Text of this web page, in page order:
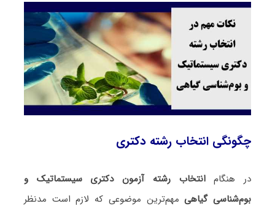
چگونگی انتخاب رشته دکتری
در هنگامانتخاب رشته آزمون دکتری سیستماتیک و
بو‌‌م‌شناسی گیاهیمهم‌ترین موضوعی که لازم است مدنظر